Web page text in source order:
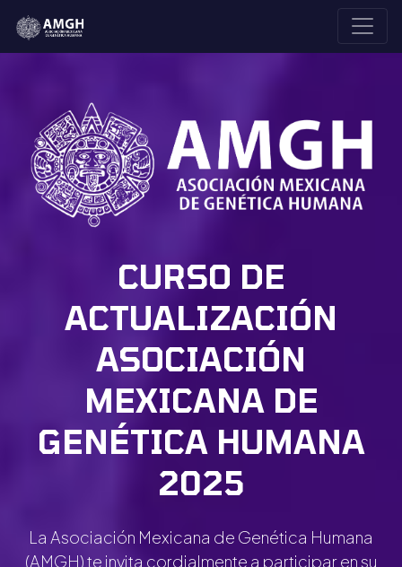
CURSO DE
ACTUALIZACIÓN
ASOCIACIÓN
MEXICANA DE
GENÉTICA HUMANA
2025
La Asociación Mexicana de Genética Humana
(AMGH) te invita cordialmente a participar en su